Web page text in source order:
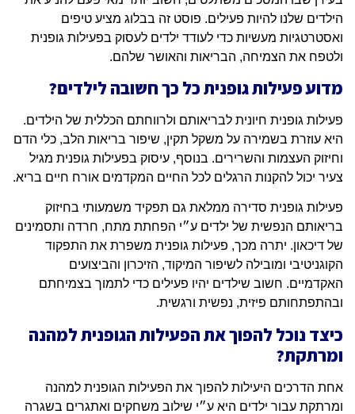
הילדים שלנו להיות פעילים. פוסט זה בבלוג מציע טיפים
ואסטרטגיות מעשיות כדי לעודד ילדים לעסוק בפעילות גופנית
ולטפח את הצמיחה, הבריאות והאושר שלהם.
מדוע פעילות גופנית כל כך חשובה לילדים?
פעילות גופנית חיונית לבריאותם ולרווחתם הכללית של הילדים.
היא עוזרת בשמירה על משקל תקין, שיפור בריאות הלב, כלי הדם
וחיזוק העצמות והשרירים. בנוסף, עיסוק בפעילות גופנית מגיל
צעיר יכול להקנות הרגלים לכל החיים המקדמים אורח חיים בריא.
פעילות גופנית סדירה ממלאת גם תפקיד משמעותי בחיזוק
בריאותם הנפשית של ילדים ע״י הפחתת מתח, חרדה ותסמינים
של דיכאון. יתרה מכך, פעילות גופנית משפרת את התפקוד
הקוגניטיבי ומובילה לשיפור המיקוד, הזיכרון והביצועים
האקדמיים. חשוב שילדים יהיו פעילים כדי לתמוך בצמיחתם
ובהתפתחותם פיזית, נפשית ורגשית.
כיצד נוכל להפוך את הפעילות הגופנית למהנה
ומרתקת?
אחת הדרכים היעילות להפוך את הפעילות הגופנית למהנה
ומרתקת עבור ילדים היא ע״י שילוב משחקים ואתגרים בשגרה